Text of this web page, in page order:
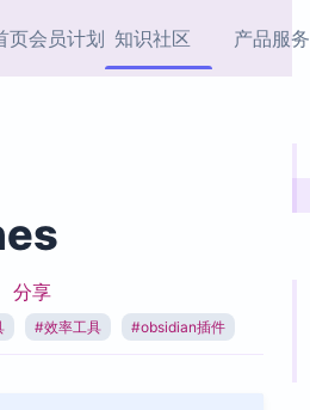
页会员计划 知识社区
热门链接 Top5
产品服务
官方
Obsidian 思维导图插件
插件
分享
#效率工具 #obsidian插件